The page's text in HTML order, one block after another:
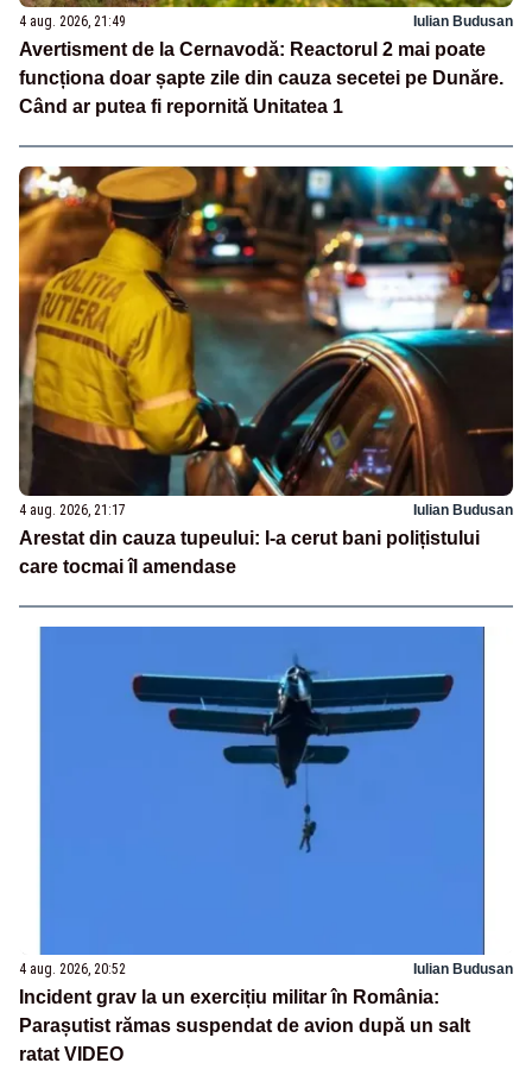
4 aug. 2026, 21:49 Iulian Budusan
Avertisment de la Cernavodă: Reactorul 2 mai poate
funcționa doar șapte zile din cauza secetei pe Dunăre.
Când ar putea fi repornită Unitatea 1
4 aug. 2026, 21:17 Iulian Budusan
Arestat din cauza tupeului: I-a cerut bani polițistului
care tocmai îl amendase
4 aug. 2026, 20:52 Iulian Budusan
Incident grav la un exercițiu militar în România:
Parașutist rămas suspendat de avion după un salt
ratat VIDEO